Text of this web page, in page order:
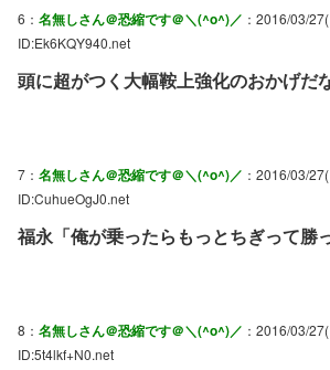
6： 名無しさん＠恐縮です＠＼(^o^)／ ：2016/03/
ID:Ek6KQY940.net
頭に超がつく大幅鞍上強化のおかげだ
7： 名無しさん＠恐縮です＠＼(^o^)／ ：2016/03/
ID:CuhueOgJ0.net
福永「俺が乗ったらもっとちぎって勝
8： 名無しさん＠恐縮です＠＼(^o^)／ ：2016/03/
ID:5t4lkf+N0.net